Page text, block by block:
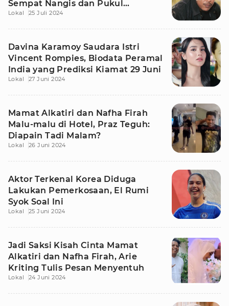
Sempat Nangis dan Pukul
Sutradara
Lokal 25 Juli 2024
Davina Karamoy Saudara Istri
Vincent Rompies, Biodata Peramal
India yang Prediksi Kiamat 29 Juni
Lokal 27 Juni 2024
Mamat Alkatiri dan Nafha Firah
Malu-malu di Hotel, Praz Teguh:
Diapain Tadi Malam?
Lokal 26 Juni 2024
Aktor Terkenal Korea Diduga
Lakukan Pemerkosaan, El Rumi
Syok Soal Ini
Lokal 25 Juni 2024
Jadi Saksi Kisah Cinta Mamat
Alkatiri dan Nafha Firah, Arie
Kriting Tulis Pesan Menyentuh
Lokal 24 Juni 2024